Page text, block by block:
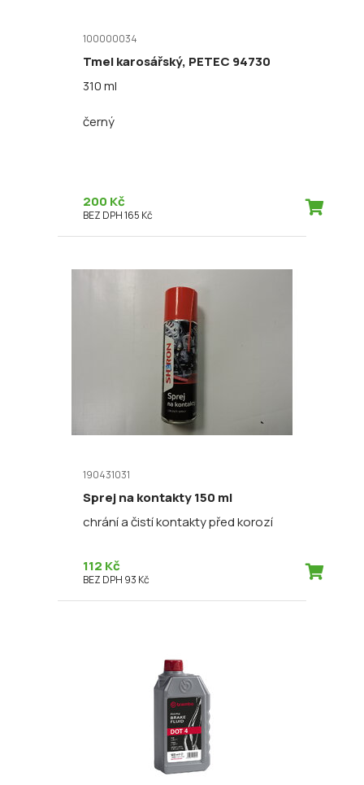
100000034
Tmel karosářský, PETEC 94730
310 ml
černý
200 Kč
BEZ DPH 165 Kč
190431031
Sprej na kontakty 150 ml
chrání a čistí kontakty před korozí
112 Kč
BEZ DPH 93 Kč